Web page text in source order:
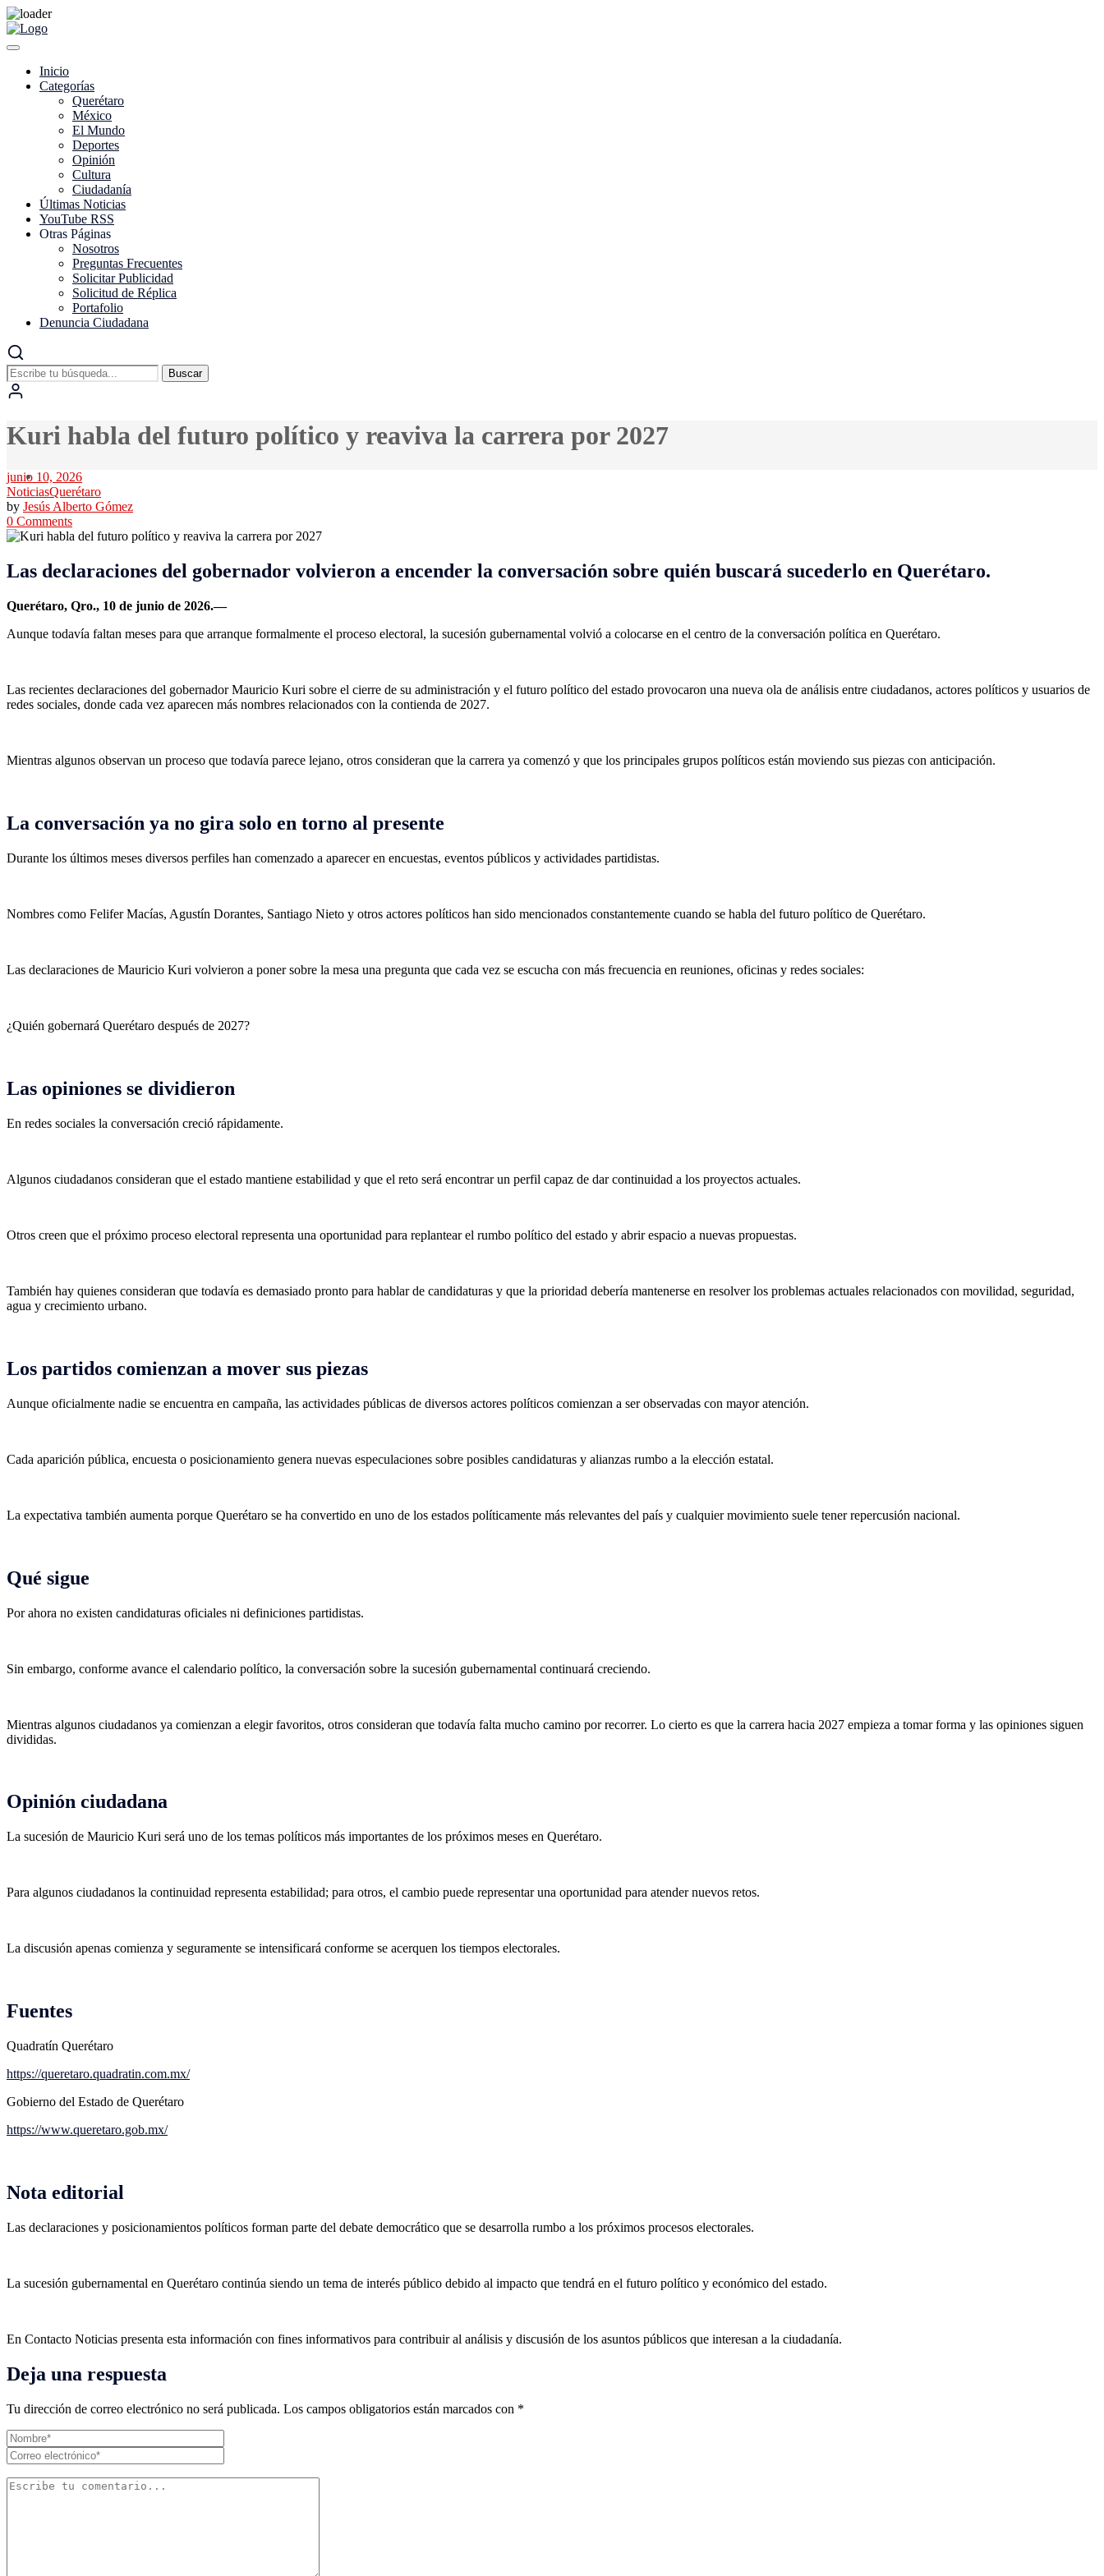
Skip
to
Inicio
Categorías
Querétaro
México
El Mundo
Deportes
Opinión
Cultura
Ciudadanía
Últimas Noticias
YouTube RSS
Otras Páginas
Nosotros
Preguntas Frecuentes
Solicitar Publicidad
Solicitud de Réplica
Portafolio
Denuncia Ciudadana
Buscar
Kuri habla del futuro político y reaviva la carrera por 2027
junio 10, 2026
NoticiasQuerétaro
by Jesús Alberto Gómez
0 Comments
Las declaraciones del gobernador volvieron a encender la conversación sobre quién buscará sucederlo en Querétaro.
Querétaro, Qro., 10 de junio de 2026.—
Aunque todavía faltan meses para que arranque formalmente el proceso electoral, la sucesión gubernamental volvió a colocarse en el centro de la conversación política en Querétaro.
Las recientes declaraciones del gobernador Mauricio Kuri sobre el cierre de su administración y el futuro político del estado provocaron una nueva ola de análisis entre ciudadanos, actores políticos y usuarios de
redes sociales, donde cada vez aparecen más nombres relacionados con la contienda de 2027.
Mientras algunos observan un proceso que todavía parece lejano, otros consideran que la carrera ya comenzó y que los principales grupos políticos están moviendo sus piezas con anticipación.
La conversación ya no gira solo en torno al presente
Durante los últimos meses diversos perfiles han comenzado a aparecer en encuestas, eventos públicos y actividades partidistas.
Nombres como Felifer Macías, Agustín Dorantes, Santiago Nieto y otros actores políticos han sido mencionados constantemente cuando se habla del futuro político de Querétaro.
Las declaraciones de Mauricio Kuri volvieron a poner sobre la mesa una pregunta que cada vez se escucha con más frecuencia en reuniones, oficinas y redes sociales:
¿Quién gobernará Querétaro después de 2027?
Las opiniones se dividieron
En redes sociales la conversación creció rápidamente.
Algunos ciudadanos consideran que el estado mantiene estabilidad y que el reto será encontrar un perfil capaz de dar continuidad a los proyectos actuales.
Otros creen que el próximo proceso electoral representa una oportunidad para replantear el rumbo político del estado y abrir espacio a nuevas propuestas.
También hay quienes consideran que todavía es demasiado pronto para hablar de candidaturas y que la prioridad debería mantenerse en resolver los problemas actuales relacionados con movilidad, seguridad,
agua y crecimiento urbano.
Los partidos comienzan a mover sus piezas
Aunque oficialmente nadie se encuentra en campaña, las actividades públicas de diversos actores políticos comienzan a ser observadas con mayor atención.
Cada aparición pública, encuesta o posicionamiento genera nuevas especulaciones sobre posibles candidaturas y alianzas rumbo a la elección estatal.
La expectativa también aumenta porque Querétaro se ha convertido en uno de los estados políticamente más relevantes del país y cualquier movimiento suele tener repercusión nacional.
Qué sigue
Por ahora no existen candidaturas oficiales ni definiciones partidistas.
Sin embargo, conforme avance el calendario político, la conversación sobre la sucesión gubernamental continuará creciendo.
Mientras algunos ciudadanos ya comienzan a elegir favoritos, otros consideran que todavía falta mucho camino por recorrer. Lo cierto es que la carrera hacia 2027 empieza a tomar forma y las opiniones siguen
divididas.
Opinión ciudadana
La sucesión de Mauricio Kuri será uno de los temas políticos más importantes de los próximos meses en Querétaro.
Para algunos ciudadanos la continuidad representa estabilidad; para otros, el cambio puede representar una oportunidad para atender nuevos retos.
La discusión apenas comienza y seguramente se intensificará conforme se acerquen los tiempos electorales.
Fuentes
Quadratín Querétaro
https://queretaro.quadratin.com.mx/
Gobierno del Estado de Querétaro
https://www.queretaro.gob.mx/
Nota editorial
Las declaraciones y posicionamientos políticos forman parte del debate democrático que se desarrolla rumbo a los próximos procesos electorales.
La sucesión gubernamental en Querétaro continúa siendo un tema de interés público debido al impacto que tendrá en el futuro político y económico del estado.
En Contacto Noticias presenta esta información con fines informativos para contribuir al análisis y discusión de los asuntos públicos que interesan a la ciudadanía.
Deja una respuesta
Tu dirección de correo electrónico no será publicada. Los campos obligatorios están marcados con *